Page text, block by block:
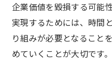
企業価値を毀損する可能
実現するためには、時間
り組みが必要となること
めていくことが大切です